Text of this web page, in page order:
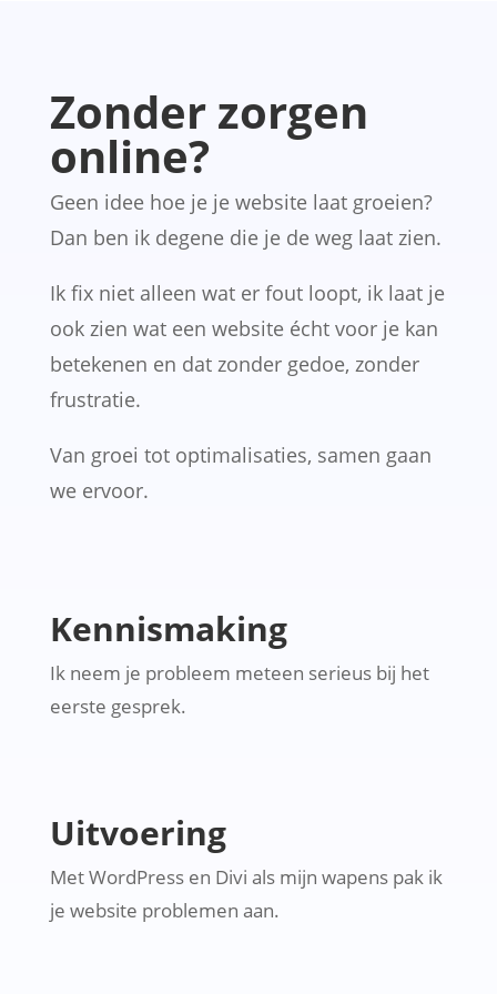
Zonder zorgen
online?
Geen idee hoe je je website laat groeien?
Dan ben ik degene die je de weg laat zien.
Ik fix niet alleen wat er fout loopt, ik laat je
ook zien wat een website écht voor je kan
betekenen en dat zonder gedoe, zonder
frustratie.
Van groei tot optimalisaties, samen gaan
we ervoor.
Kennismaking
Ik neem je probleem meteen serieus bij het
eerste gesprek.
Uitvoering
Met WordPress en Divi als mijn wapens pak ik
je website problemen aan.